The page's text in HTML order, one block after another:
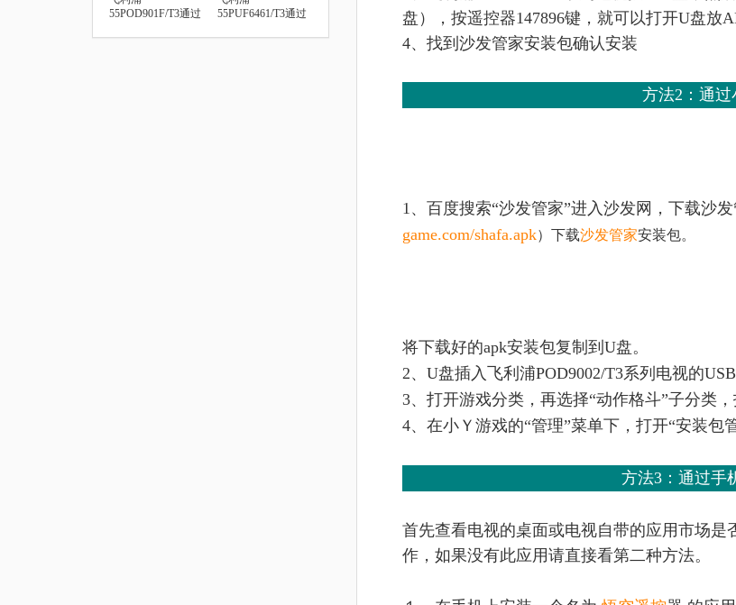
盘），按遥控器147896键，就可以打开U盘放
4、找到沙发管家安装包确认安装
方法2： 通过
1、百度搜索“沙发管家”进入沙发网，下载沙
game.com/shafa.apk）下载沙发管家安装包。
将下载好的apk安装包复制到U盘。
2、U盘插入飞利浦POD9002/T3系列电视的
3、打开游戏分类，再选择“动作格斗”子分类
4、在小Ｙ游戏的“管理”菜单下，打开“安装包
方法3：通过手
首先查看电视的桌面或电视自带的应用市场是
作，如果没有此应用请直接看第二种方法。
55POD901F/T3通过
55PUF6461/T3通过